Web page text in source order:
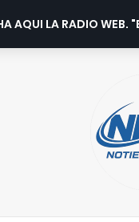
AQUI LA RADIO WEB.